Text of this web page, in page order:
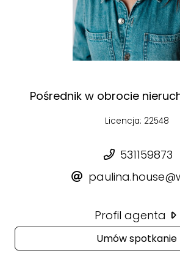
Pośrednik w obrocie
Licencja: 22548
531159873
Profil agenta
Umów spotkanie